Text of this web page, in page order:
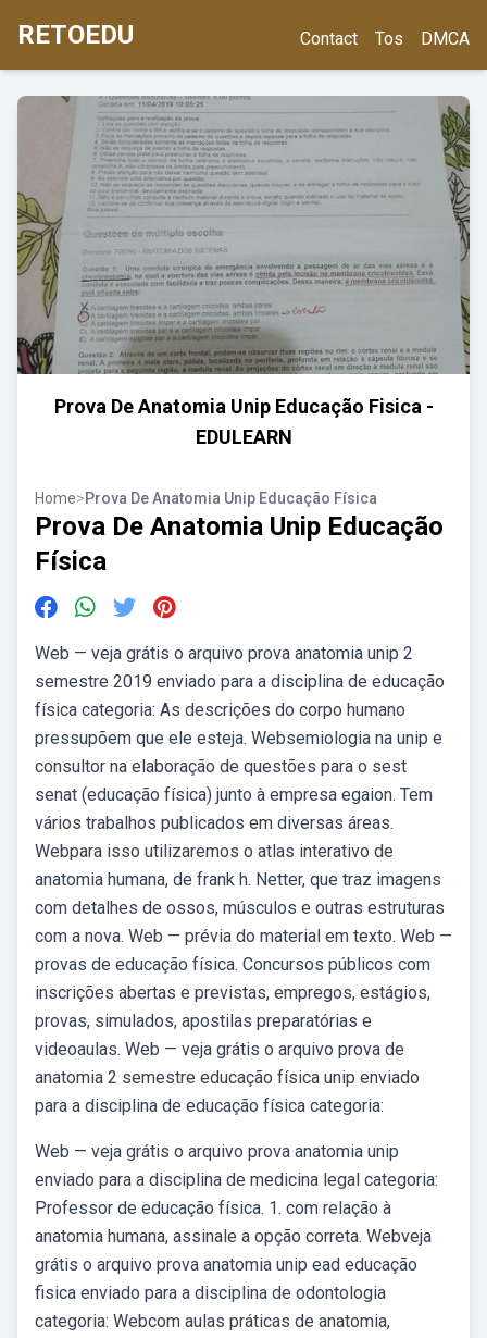
RETOEDU Contact Tos DMCA
Prova De Anatomia Unip Educação Fisica -
EDULEARN
Home>Prova De Anatomia Unip Educação Física
Prova De Anatomia Unip Educação
Física
Web — veja grátis o arquivo prova anatomia unip 2
semestre 2019 enviado para a disciplina de educação
física categoria: As descrições do corpo humano
pressupõem que ele esteja. Websemiologia na unip e
consultor na elaboração de questões para o sest
senat (educação física) junto à empresa egaion. Tem
vários trabalhos publicados em diversas áreas.
Webpara isso utilizaremos o atlas interativo de
anatomia humana, de frank h. Netter, que traz imagens
com detalhes de ossos, músculos e outras estruturas
com a nova. Web — prévia do material em texto. Web —
provas de educação física. Concursos públicos com
inscrições abertas e previstas, empregos, estágios,
provas, simulados, apostilas preparatórias e
videoaulas. Web — veja grátis o arquivo prova de
anatomia 2 semestre educação física unip enviado
para a disciplina de educação física categoria:
Web — veja grátis o arquivo prova anatomia unip
enviado para a disciplina de medicina legal categoria:
Professor de educação física. 1. com relação à
anatomia humana, assinale a opção correta. Webveja
grátis o arquivo prova anatomia unip ead educação
fisica enviado para a disciplina de odontologia
categoria: Webcom aulas práticas de anatomia,